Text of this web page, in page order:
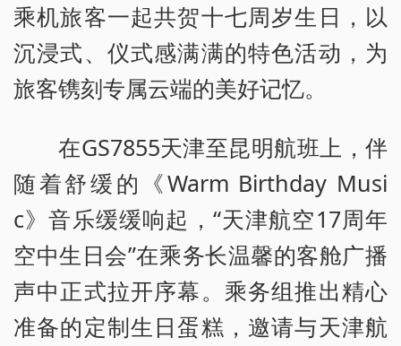
乘机旅客一起共贺十七周岁生日，以
沉浸式、仪式感满满的特色活动，为
旅客镌刻专属云端的美好记忆。
在GS7855天津至昆明航班上，伴
随着舒缓的《Warm Birthday Musi
c》音乐缓缓响起，“天津航空17周年
空中生日会”在乘务长温馨的客舱广播
声中正式拉开序幕。乘务组推出精心
准备的定制生日蛋糕，邀请与天津航